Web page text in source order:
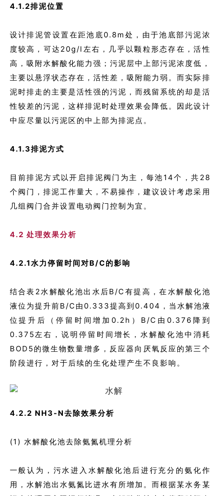
4.1.2排泥位置
设计排泥管设置在距池底0.8m处，由于池底部污泥浓
度较高，可达20g/l左右，几乎以颗粒形态存在，活性
高，吸附水解酸化能力强；污泥层中上部污泥浓度低，
主要以悬浮状态存在，活性差，吸附能力弱。而实际排
泥时排走的主要是活性强的污泥，而残留系统的却是活
性较差的污泥，这样排泥时处理效果会降低。因此设计
中应尽量以污泥区的中上部为排泥点。
4.1.3排泥方式
目前排泥方式以开启排泥阀门为主，每池14个，共28
个阀门，排泥工作量大，不易操作，建议设计考虑采用
几组阀门合并设置电动阀门控制为宜。
4.2 处理效果分析
4.2.1水力停留时间对B/C的影响
结合表2水解酸化池出水后B/C有提高，在水解酸化池
液位为提升前B/C由0.333提高到0.404，当水解池液
位提升后（停留时间增加0.2h）B/C由0.376降到
0.375左右，说明停留时间增长，水解酸化池中消耗
BOD5的微生物数量增多，反应器向厌氧反应的第三个
阶段进行，对于后续的生化处理产生不良影响。
4.2.2 NH3-N去除效果分析
(1) 水解酸化池去除氨氮机理分析
一般认为，污水进入水解酸化池后进行充分的氨化作
用，水解池出水氨氮比进水有所增加。而根据某水务某